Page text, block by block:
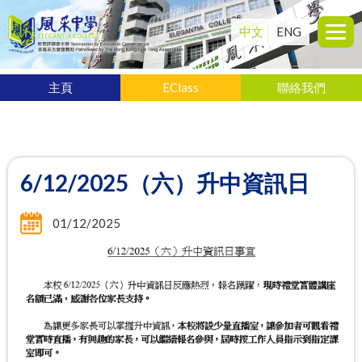
主頁 EClass 聯絡我們
中文 ENG
6/12/2025（六）升中資訊日
01/12/2025